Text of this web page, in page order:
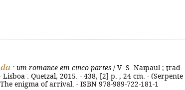
: um romance em cinco partes / V. S. Naipaul ; trad.
Lisboa : Quetzal, 2015. - 438, [2] p. ; 24 cm. - (Serpente
enigma of arrival. - ISBN 978-989-722-181-1